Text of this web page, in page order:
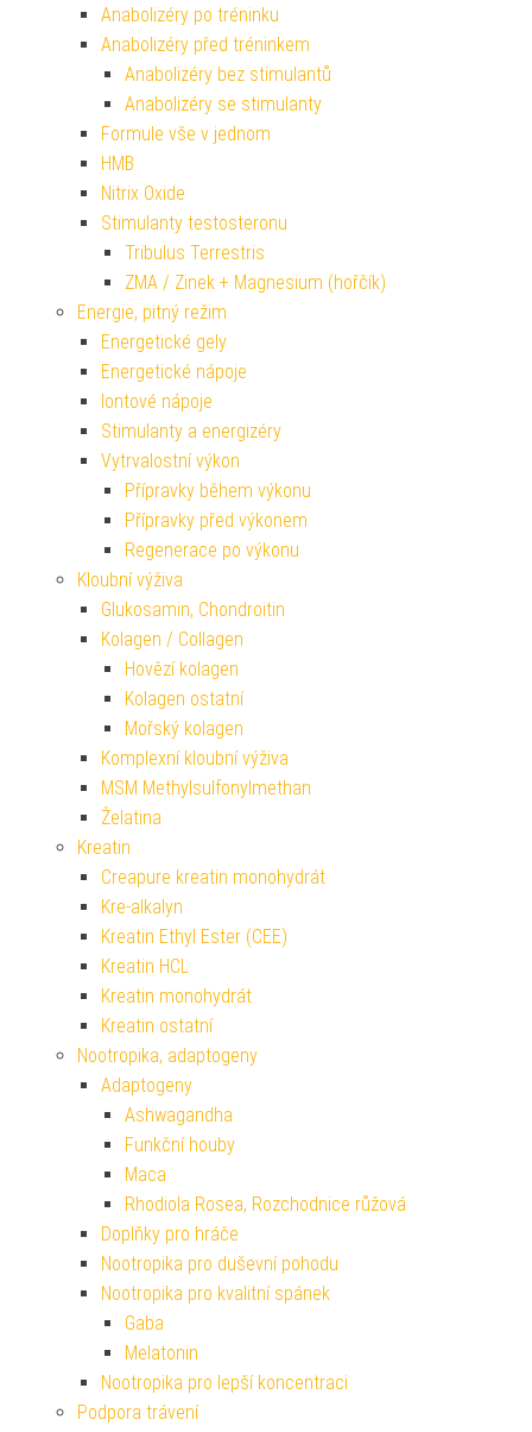
Anabolizéry po tréninku
Anabolizéry před tréninkem
Anabolizéry bez stimulantů
Anabolizéry se stimulanty
Formule vše v jednom
HMB
Nitrix Oxide
Stimulanty testosteronu
Tribulus Terrestris
ZMA / Zinek + Magnesium (hořčík)
Energie, pitný režim
Energetické gely
Energetické nápoje
Iontové nápoje
Stimulanty a energizéry
Vytrvalostní výkon
Přípravky během výkonu
Přípravky před výkonem
Regenerace po výkonu
Kloubní výživa
Glukosamin, Chondroitin
Kolagen / Collagen
Hovězí kolagen
Kolagen ostatní
Mořský kolagen
Komplexní kloubní výživa
MSM Methylsulfonylmethan
Želatina
Kreatin
Creapure kreatin monohydrát
Kre-alkalyn
Kreatin Ethyl Ester (CEE)
Kreatin HCL
Kreatin monohydrát
Kreatin ostatní
Nootropika, adaptogeny
Adaptogeny
Ashwagandha
Funkční houby
Maca
Rhodiola Rosea, Rozchodnice růžová
Doplňky pro hráče
Nootropika pro duševní pohodu
Nootropika pro kvalitní spánek
Gaba
Melatonin
Nootropika pro lepší koncentraci
Podpora trávení